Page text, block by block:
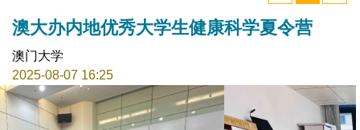
澳大办内地优秀大学生健康科学夏令营
澳门大学
2025-08-07 16:25